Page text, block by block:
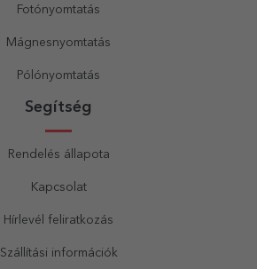
Fotónyomtatás
Mágnesnyomtatás
Pólónyomtatás
Segítség
Rendelés állapota
Kapcsolat
Hírlevél feliratkozás
Szállítási információk